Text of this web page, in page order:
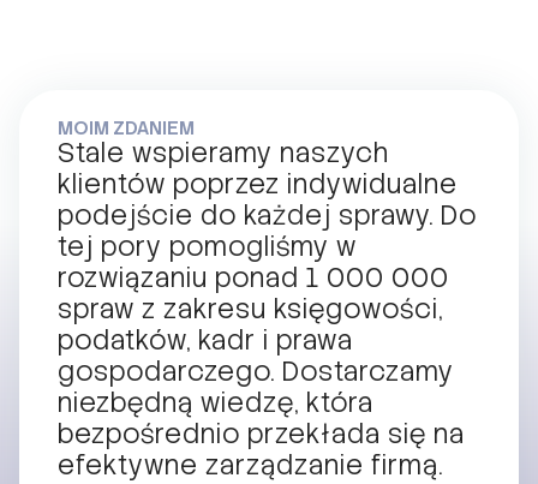
MOIM ZDANIEM
Stale wspieramy naszych
klientów poprzez indywidualne
podejście do każdej sprawy. Do
tej pory pomogliśmy w
rozwiązaniu ponad 1 000 000
spraw z zakresu księgowości,
podatków, kadr i prawa
gospodarczego. Dostarczamy
niezbędną wiedzę, która
bezpośrednio przekłada się na
efektywne zarządzanie firmą.